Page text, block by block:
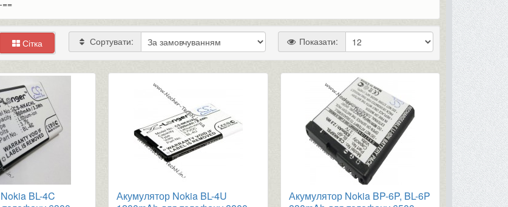
==
Сітка Сортувати: Показати:
BL-4C
Акумулятор Nokia BL-4U
Акумулятор Nokia BP-6P, BL-6P